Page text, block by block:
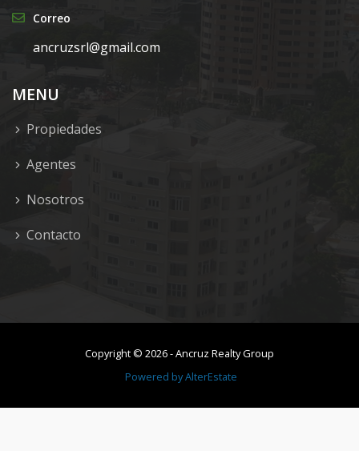
Correo
ancruzsrl@gmail.com
MENU
Propiedades
Agentes
Nosotros
Contacto
Copyright © 2026-Ancruz Realty Group
Powered byAlterEstate